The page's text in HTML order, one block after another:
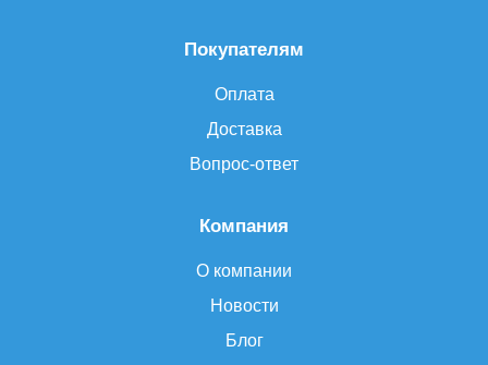
Компания
О компании
Новости
Блог
Покупателям
Оплата
Доставка
Вопрос-ответ